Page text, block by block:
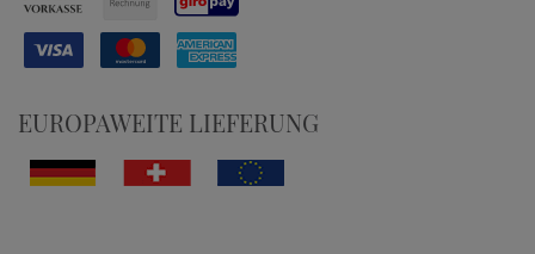
EUROPAWEITE LIEFERUNG